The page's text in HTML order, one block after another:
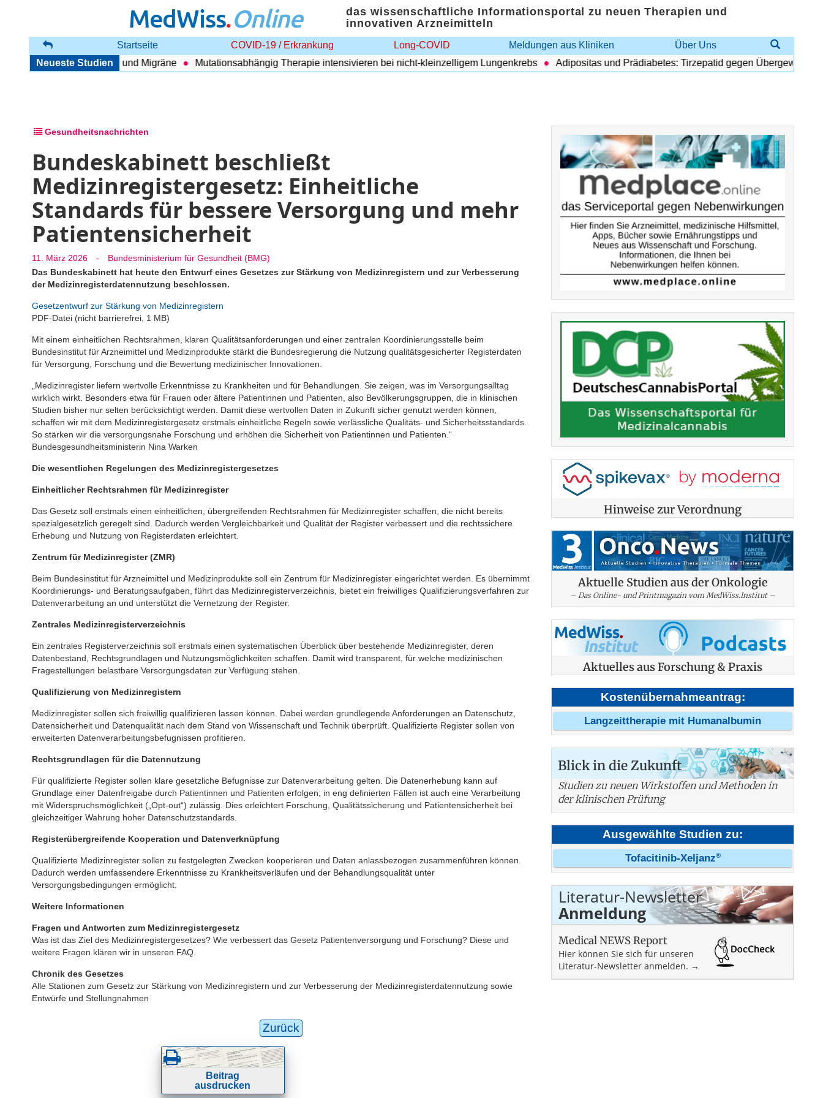
MedWiss.Online
das wissenschaftliche Informationsportal zu neuen Therapien und
innovativen Arzneimitteln
Startseite COVID-19 / Erkrankung Long-COVID Meldungen aus Kliniken
Über Uns
Neueste Studien
zwischen COPD und Migräne Mutationsabhängig Therapie intensivieren bei nicht-kleinzelligem Lungenkrebs Adipositas und Prädiabetes: Tirzepatid gegen Übergewicht und
Gesundheitsnachrichten
Bundeskabinett beschließt
Medizinregistergesetz: Einheitliche
Standards für bessere Versorgung und mehr
Patientensicherheit
11. März 2026 -
Bundesministerium für Gesundheit (BMG)
Das Bundeskabinett hat heute den Entwurf eines Gesetzes zur Stärkung von Medizinregistern und zur Verbesserung
der Medizinregisterdatennutzung beschlossen.
Gesetzentwurf zur Stärkung von Medizinregistern
PDF-Datei (nicht barrierefrei, 1 MB)
Mit einem einheitlichen Rechtsrahmen, klaren Qualitätsanforderungen und einer zentralen Koordinierungsstelle beim
Bundesinstitut für Arzneimittel und Medizinprodukte stärkt die Bundesregierung die Nutzung qualitätsgesicherter Registerdaten
für Versorgung, Forschung und die Bewertung medizinischer Innovationen.
„Medizinregister liefern wertvolle Erkenntnisse zu Krankheiten und für Behandlungen. Sie zeigen, was im Versorgungsalltag
wirklich wirkt. Besonders etwa für Frauen oder ältere Patientinnen und Patienten, also Bevölkerungsgruppen, die in klinischen
Studien bisher nur selten berücksichtigt werden. Damit diese wertvollen Daten in Zukunft sicher genutzt werden können,
schaffen wir mit dem Medizinregistergesetz erstmals einheitliche Regeln sowie verlässliche Qualitäts- und Sicherheitsstandards.
So stärken wir die versorgungsnahe Forschung und erhöhen die Sicherheit von Patientinnen und Patienten.“
Bundesgesundheitsministerin Nina Warken
Die wesentlichen Regelungen des Medizinregistergesetzes
Einheitlicher Rechtsrahmen für Medizinregister
Das Gesetz soll erstmals einen einheitlichen, übergreifenden Rechtsrahmen für Medizinregister schaffen, die nicht bereits
spezialgesetzlich geregelt sind. Dadurch werden Vergleichbarkeit und Qualität der Register verbessert und die rechtssichere
Erhebung und Nutzung von Registerdaten erleichtert.
Zentrum für Medizinregister (ZMR)
Beim Bundesinstitut für Arzneimittel und Medizinprodukte soll ein Zentrum für Medizinregister eingerichtet werden. Es übernimmt
Koordinierungs- und Beratungsaufgaben, führt das Medizinregisterverzeichnis, bietet ein freiwilliges Qualifizierungsverfahren zur
Datenverarbeitung an und unterstützt die Vernetzung der Register.
Zentrales Medizinregisterverzeichnis
Ein zentrales Registerverzeichnis soll erstmals einen systematischen Überblick über bestehende Medizinregister, deren
Datenbestand, Rechtsgrundlagen und Nutzungsmöglichkeiten schaffen. Damit wird transparent, für welche medizinischen
Fragestellungen belastbare Versorgungsdaten zur Verfügung stehen.
Qualifizierung von Medizinregistern
Medizinregister sollen sich freiwillig qualifizieren lassen können. Dabei werden grundlegende Anforderungen an Datenschutz,
Datensicherheit und Datenqualität nach dem Stand von Wissenschaft und Technik überprüft. Qualifizierte Register sollen von
erweiterten Datenverarbeitungsbefugnissen profitieren.
Rechtsgrundlagen für die Datennutzung
Für qualifizierte Register sollen klare gesetzliche Befugnisse zur Datenverarbeitung gelten. Die Datenerhebung kann auf
Grundlage einer Datenfreigabe durch Patientinnen und Patienten erfolgen; in eng definierten Fällen ist auch eine Verarbeitung
mit Widerspruchsmöglichkeit („Opt-out“) zulässig. Dies erleichtert Forschung, Qualitätssicherung und Patientensicherheit bei
gleichzeitiger Wahrung hoher Datenschutzstandards.
Registerübergreifende Kooperation und Datenverknüpfung
Qualifizierte Medizinregister sollen zu festgelegten Zwecken kooperieren und Daten anlassbezogen zusammenführen können.
Dadurch werden umfassendere Erkenntnisse zu Krankheitsverläufen und der Behandlungsqualität unter
Versorgungsbedingungen ermöglicht.
Weitere Informationen
Fragen und Antworten zum Medizinregistergesetz
Was ist das Ziel des Medizinregistergesetzes? Wie verbessert das Gesetz Patientenversorgung und Forschung? Diese und
weitere Fragen klären wir in unseren FAQ.
Chronik des Gesetzes
Alle Stationen zum Gesetz zur Stärkung von Medizinregistern und zur Verbesserung der Medizinregisterdatennutzung sowie
Entwürfe und Stellungnahmen
Zurück
Beitrag
ausdrucken
Hinweise zur Verordnung
Aktuelle Studien aus der Onkologie
– Das Online- und Printmagazin vom MedWiss.Institut –
Aktuelles aus Forschung & Praxis
Kostenübernahmeantrag:
Langzeittherapie mit Humanalbumin
Blick in die Zukunft
Studien zu neuen Wirkstoffen und Methoden in
der klinischen Prüfung
Ausgewählte Studien zu:
Tofacitinib-Xeljanz®
Literatur-Newsletter
Anmeldung
Medical NEWS Report
Hier können Sie sich für unseren
Literatur-Newsletter anmelden. →